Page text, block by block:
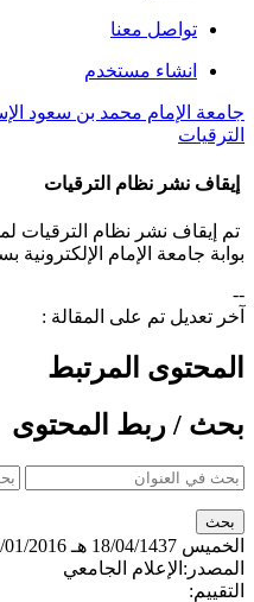
تواصل معنا
انشاء مستخدم
جامعة الإمام محمد بن سعود
الترقيات
إيقاف نشر نظام الترقيات
تم إيقاف نشر نظام الترقيات
بوابة جامعة الإمام الإلكترونية
--
آخر تعديل تم على المقالة :
المحتوى المرتبط
بحث / ربط المحتوى
الخميس 18/04/1437 هـ
28/01/
المصدر: الإعلام الجامعي
التقييم: